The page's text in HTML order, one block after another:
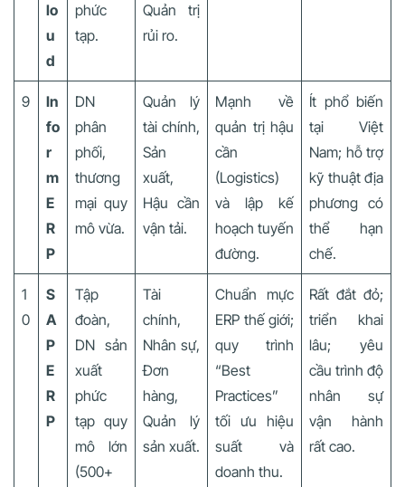
lo
u
d
phức
tạp.
Quản trị
rủi ro.
9
In
fo
r
m
E
R
P
DN
phân
phối,
thương
mại quy
mô vừa.
Quản lý
tài chính,
Sản
xuất,
Hậu cần
vận tải.
Mạnh về
quản trị hậu
cần
(Logistics)
và lập kế
hoạch tuyến
đường.
Ít phổ biến
tại Việt
Nam; hỗ trợ
kỹ thuật địa
phương có
thể hạn
chế.
1
0
S
A
P
E
R
P
Tập
đoàn,
DN sản
xuất
phức
tạp quy
mô lớn
(500+
Tài
chính,
Nhân sự,
Đơn
hàng,
Quản lý
sản xuất.
Chuẩn mực
ERP thế giới;
quy trình
“Best
Practices”
tối ưu hiệu
suất và
doanh thu.
Rất đắt đỏ;
triển khai
lâu; yêu
cầu trình độ
nhân sự
vận hành
rất cao.